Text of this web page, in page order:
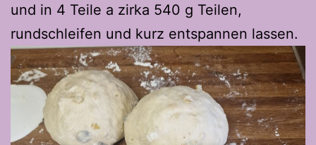
und in 4 Teile a zirka 540 g Teilen,
rundschleifen und kurz entspannen lassen.